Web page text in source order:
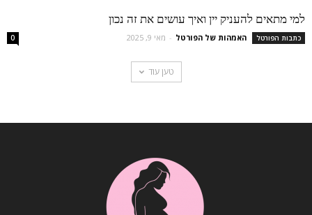
למי מתאים להעניק יין ואיך עושים את זה נכון
כתבות הפורטל האמהות של הפורטל - מאי 9, 2025 0
טען עוד